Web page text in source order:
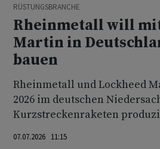
RÜSTUNGSBRANCHE
Rheinmetall will
Martin in
bauen
Rheinmetall und Lockheed
2026 im deutschen
Kurzstreckenraketen
07.07.2026 11:15